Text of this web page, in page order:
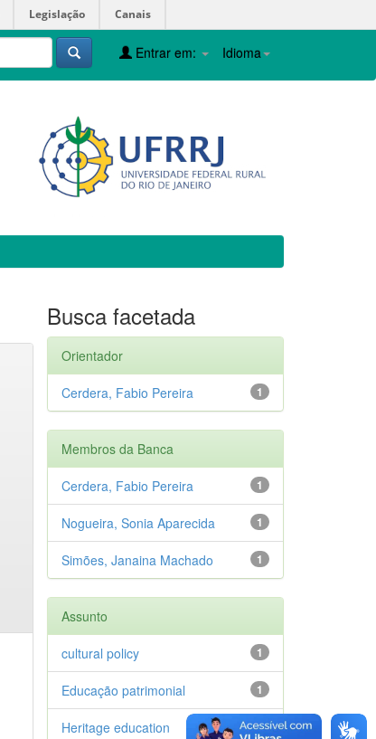
Legislação Canais
Idioma
Entrar em:
Busca facetada
Orientador
1
Cerdera, Fabio Pereira
Membros da Banca
1
Cerdera, Fabio Pereira
1
Nogueira, Sonia Aparecida
1
Simões, Janaina Machado
Assunto
1
cultural policy
1
Educação patrimonial
1
Heritage education